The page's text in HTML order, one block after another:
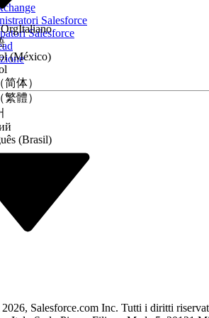
Salesforce
Salesforce
Italiano
(México)
体）
體）
(Brasil)
Salesforce.com Inc. Tutti i diritti